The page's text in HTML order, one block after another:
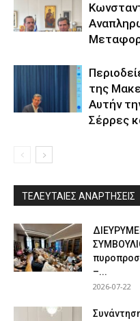
της
Αυτήν
Σέρρες
ΤΕΛΕΥΤΑΙΕΣ ΑΝΑΡΤΗΣΕΙΣ
–...
2026-07-22